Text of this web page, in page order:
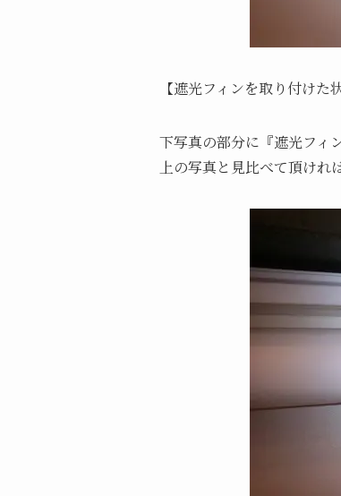
【遮光フィンを取り付けた
下写真の部分に『遮光フィ
上の写真と見比べて頂けれ